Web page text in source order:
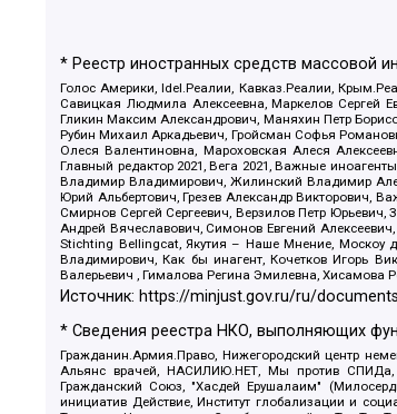
* Реестр иностранных средств массовой
Голос Америки, Idel.Реалии, Кавказ.Реалии,
Савицкая Людмила Алексеевна, Маркелов Сергей
Гликин Максим Александрович, Маняхин Петр
Рубин Михаил Аркадьевич, Гройсман Софья
Олеся Валентиновна, Мароховская Алеся
Главный редактор 2021, Вега 2021, Важные
Владимир Владимирович, Жилинский Владимир
Юрий Альбертович, Грезев Александр Викторович,
Смирнов Сергей Сергеевич, Верзилов Петр
Андрей Вячеславович, Симонов Евгений
Stichting Bellingcat, Якутия – Наше Мнение, Москоу
Владимирович, Как бы инагент, Кочетков Игорь
Валерьевич , Гималова Регина Эмилевна, Хисамова
Источник: https://minjust.gov.ru/ru/
* Сведения реестра НКО, выполняющих
Гражданин.Армия.Право, Нижегородский центр
Альянс врачей, НАСИЛИЮ.НЕТ, Мы против СПИДа,
Гражданский Союз, "Хасдей Ерушалаим"
инициатив Действие, Институт глобализации и